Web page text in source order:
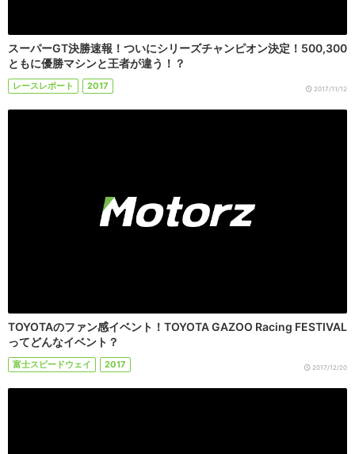
スーパーGT決勝速報！ついにシリーズチャンピオン決定！500,300
ともに優勝マシンと王者が違う！？
レースレポート 2017 2017/11/12
TOYOTAのファン感イベント！TOYOTA GAZOO Racing FESTIVAL
ってどんなイベント？
富士スピードウェイ 2017 2017/12/20